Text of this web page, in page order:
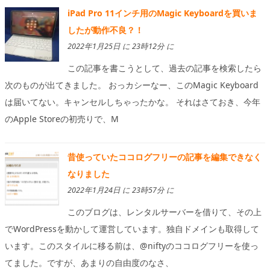
iPad Pro 11インチ用のMagic Keyboardを買いま
したが動作不良？！
2022年1月25日 に 23時12分 に
この記事を書こうとして、過去の記事を検索したら
次のものが出てきました。 おっカシーなー、このMagic Keyboard
は届いてない。キャンセルしちゃったかな。 それはさておき、今年
のApple Storeの初売りで、M
昔使っていたココログフリーの記事を編集できなく
なりました
2022年1月24日 に 23時57分 に
このブログは、レンタルサーバーを借りて、その上
でWordPressを動かして運営しています。独自ドメインも取得して
います。このスタイルに移る前は、@niftyのココログフリーを使っ
てました。ですが、あまりの自由度のなさ、